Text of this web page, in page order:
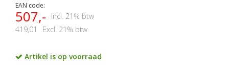
EAN code:
507,-
Incl. 21% btw
419,01
Excl. 21% btw
Artikel is op voorraad